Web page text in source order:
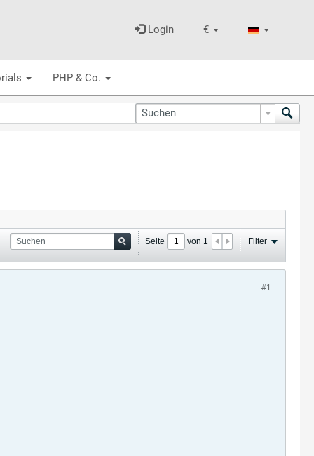
€
Login
PHP & Co.
Seite von 1 Filter
#1